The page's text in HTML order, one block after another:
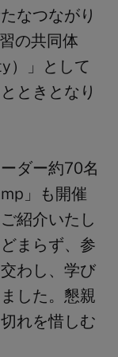
なつながり
の共同体
）」として
ときとなり
ダー約70名
」も開催
紹介いたし
まらず、参
わし、学び
した。懇親
れを惜しむ